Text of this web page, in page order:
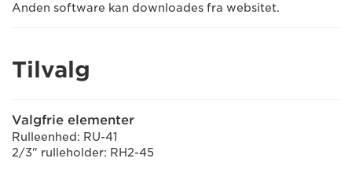
Anden software kan downloades fra websitet.
Tilvalg
Valgfrie elementer
Rulleenhed: RU-41
2/3" rulleholder: RH2-45